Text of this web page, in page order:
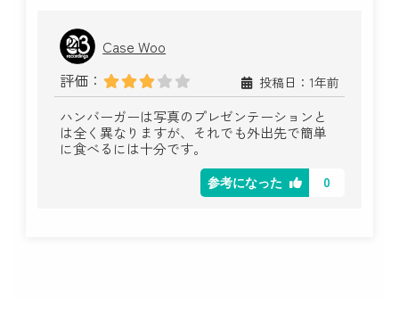
Case Woo
評価：
投稿日：1年前
ハンバーガーは写真のプレゼンテーションと
は全く異なりますが、それでも外出先で簡単
に食べるには十分です。
参考になった 0